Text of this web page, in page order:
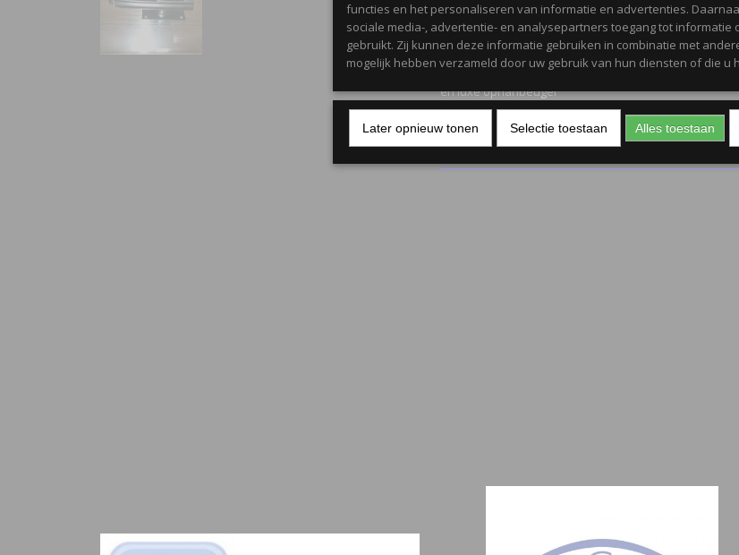
230V - 2000W
met afstandbediening
en luxe ophanbeugel
IP55
functies en het personaliseren van informatie en advertenties.
sociale media-, advertentie- en analysepartners toegang tot informatie
gebruikt. Zij kunnen deze informatie gebruiken in combinatie met
mogelijk hebben verzameld door uw gebruik van hun diensten of die u
Later opnieuw tonen Selectie toestaan Alles toestaan